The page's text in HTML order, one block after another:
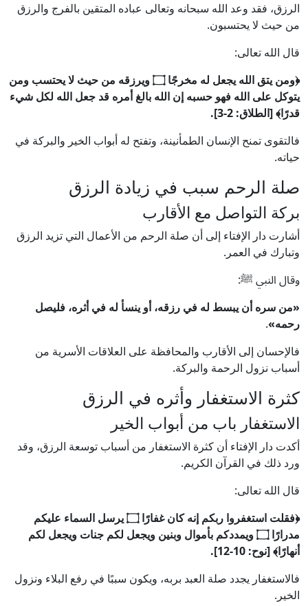
الرزق، فقد وعد الله سبحانه وتعالى عباده المتقين بالفرج والرزق
من حيث لا يحتسبون.
قال الله تعالى:
﴿ومن يتق الله يجعل له مخرجًا ۝ ويرزقه من حيث لا يحتسب ومن
يتوكل على الله فهو حسبه إن الله بالغ أمره قد جعل الله لكل شيء
قدرًا﴾ [الطلاق: 2-3].
فالتقوى تمنح الإنسان الطمأنينة، وتفتح له أبواب الخير والبركة في
حياته.
صلة الرحم سبب في زيادة الرزق
بركة التواصل مع الأقارب
أشارت دار الإفتاء إلى أن صلة الرحم من الأعمال التي تزيد الرزق
وتبارك في العمر.
وقال النبي ﷺ:
«من سره أن يبسط له في رزقه، أو ينسأ له في أثره، فليصل
رحمه».
فالإحسان إلى الأقارب والمحافظة على العلاقات الأسرية من
أسباب نزول الرحمة والبركة.
كثرة الاستغفار وأثره في الرزق
الاستغفار باب من أبواب الخير
أكدت دار الإفتاء أن كثرة الاستغفار من أسباب توسعة الرزق، وقد
ورد ذلك في القرآن الكريم.
قال الله تعالى:
﴿فقلت استغفروا ربكم إنه كان غفارًا ۝ يرسل السماء عليكم
مدرارًا ۝ ويمددكم بأموال وبنين ويجعل لكم جنات ويجعل لكم
أنهارًا﴾ [نوح: 10-12].
فالاستغفار يجدد صلة العبد بربه، ويكون سببًا في رفع البلاء ونزول
الخير.